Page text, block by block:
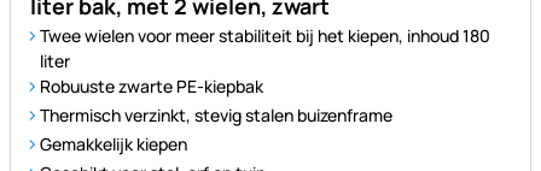
liter bak, met 2 wielen, zwart
Twee wielen voor meer stabiliteit bij het kiepen, inhoud 180
liter
Robuuste zwarte PE-kiepbak
Thermisch verzinkt, stevig stalen buizenframe
Gemakkelijk kiepen